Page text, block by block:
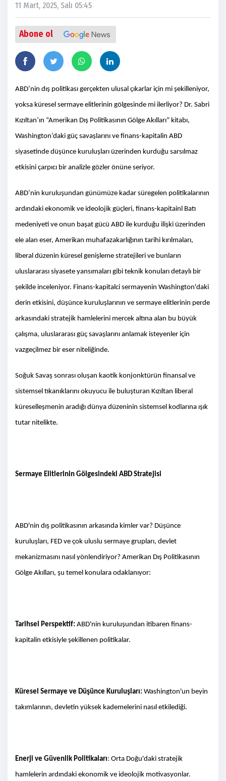
11 Mart, 2025, Salı 05:45
Abone ol
ABD’nin dış politikası gerçekten ulusal çıkarlar için mi şekilleniyor,
yoksa küresel sermaye elitlerinin gölgesinde mi ilerliyor? Dr. Sabri
Kızıltan’ın “Amerikan Dış Politikasının Gölge Akılları” kitabı,
Washington’daki güç savaşlarını ve finans-kapitalin ABD
siyasetinde düşünce kuruluşları üzerinden kurduğu sarsılmaz
etkisini çarpıcı bir analizle gözler önüne seriyor.
ABD’nin kuruluşundan günümüze kadar süregelen politikalarının
ardındaki ekonomik ve ideolojik güçleri, finans-kapitainl Batı
medeniyeti ve onun başat gücü ABD ile kurduğu ilişki üzerinden
ele alan eser, Amerikan muhafazakarlığının tarihi kırılmaları,
liberal düzenin küresel genişleme stratejileri ve bunların
uluslararası siyasete yansımaları gibi teknik konuları detaylı bir
şekilde inceleniyor. Finans-kapitalci sermayenin Washington'daki
derin etkisini, düşünce kuruluşlarının ve sermaye elitlerinin perde
arkasındaki stratejik hamlelerini mercek altına alan bu büyük
çalışma, uluslararası güç savaşlarını anlamak isteyenler için
vazgeçilmez bir eser niteliğinde.
Soğuk Savaş sonrası oluşan kaotik konjonktürün finansal ve
sistemsel tıkanıklarını okuyucu ile buluşturan Kızıltan liberal
küreselleşmenin aradığı dünya düzeninin sistemsel kodlarına ışık
tutar nitelikte.
Sermaye Elitlerinin Gölgesindeki ABD Stratejisi
ABD'nin dış politikasının arkasında kimler var? Düşünce
kuruluşları, FED ve çok uluslu sermaye grupları, devlet
mekanizmasını nasıl yönlendiriyor? Amerikan Dış Politikasının
Gölge Akılları, şu temel konulara odaklanıyor:
Tarihsel Perspektif: ABD'nin kuruluşundan itibaren finans-
kapitalin etkisiyle şekillenen politikalar.
Küresel Sermaye ve Düşünce Kuruluşları: Washington'un beyin
takımlarının, devletin yüksek kademelerini nasıl etkilediği.
Enerji ve Güvenlik Politikaları: Orta Doğu'daki stratejik
hamlelerin ardındaki ekonomik ve ideolojik motivasyonlar.